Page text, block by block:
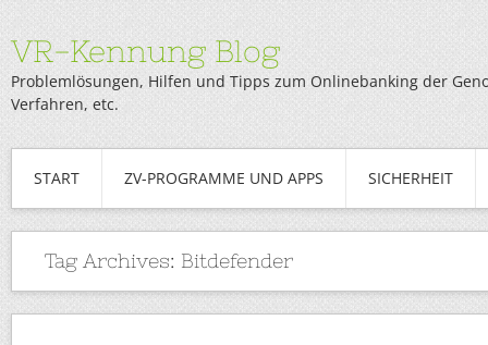
VR-Kennung Blog
Problemlösungen, Hilfen und Tipps zum Onlinebanking der
Verfahren, etc.
START ZV-PROGRAMME UND APPS SICHERHEIT
Tag Archives: Bitdefender